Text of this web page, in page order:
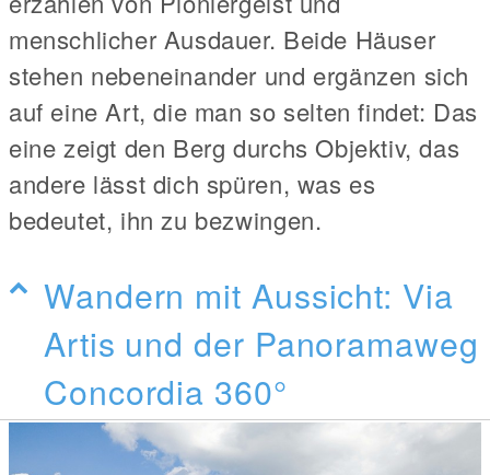
menschlicher Ausdauer. Beide Häuser
stehen nebeneinander und ergänzen sich
auf eine Art, die man so selten findet: Das
eine zeigt den Berg durchs Objektiv, das
andere lässt dich spüren, was es
bedeutet, ihn zu bezwingen.
Wandern mit Aussicht: Via
Artis und der Panoramaweg
Concordia 360°